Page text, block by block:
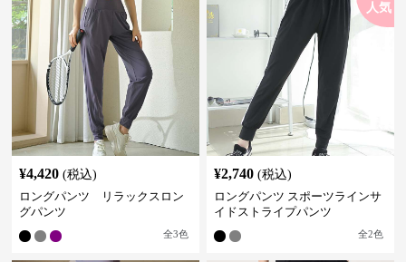
¥4,420 (税込)
ロングパンツ リラックスロン
グパンツ
全3色
人気
¥2,740 (税込)
ロングパンツ スポーツラインサ
イドストライプパンツ
全2色